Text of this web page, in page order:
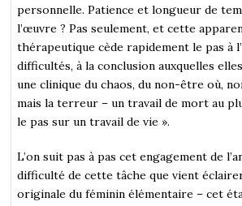
personnelle. Patience et longueur de
l’œuvre ? Pas seulement, et cette
thérapeutique cède rapidement le pas à
difficultés, à la conclusion auxquelles
une clinique du chaos, du non-être où,
mais la terreur – un travail de mort au
le pas sur un travail de vie ».
L’on suit pas à pas cet engagement de
difficulté de cette tâche que vient
originale du féminin élémentaire – cet